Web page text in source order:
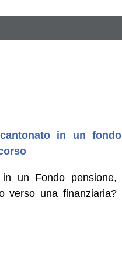
in un fondo
un Fondo pensione,
verso una finanziaria?